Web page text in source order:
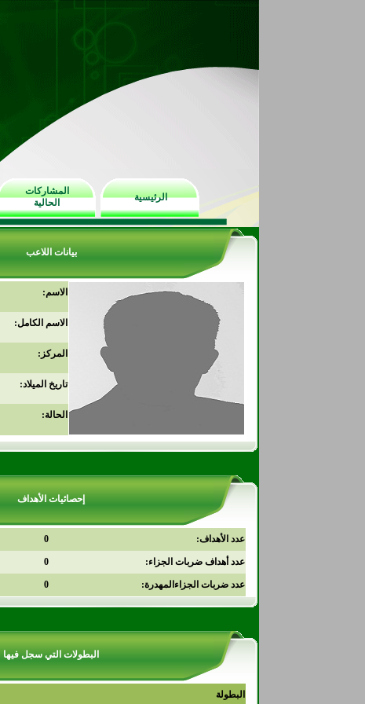
الرئيسية
المشاركات
الحالية
بيانات اللاعب
الاسم:
الاسم الكامل:
المركز:
تاريخ الميلاد:
الحالة:
إحصائيات الأهداف
عدد الأهداف: 0
عدد أهداف ضربات الجزاء: 0
عدد ضربات الجزاءالمهدرة: 0
البطولات التي سجل فيها
البطولة